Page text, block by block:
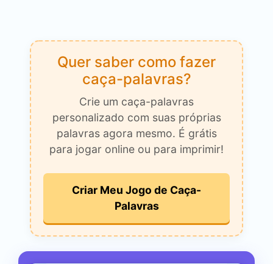
Quer saber como fazer
caça-palavras?
Crie um caça-palavras
personalizado com suas próprias
palavras agora mesmo. É grátis
para jogar online ou para imprimir!
Criar Meu Jogo de Caça-
Palavras